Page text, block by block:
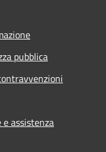
pubblica
assistenza